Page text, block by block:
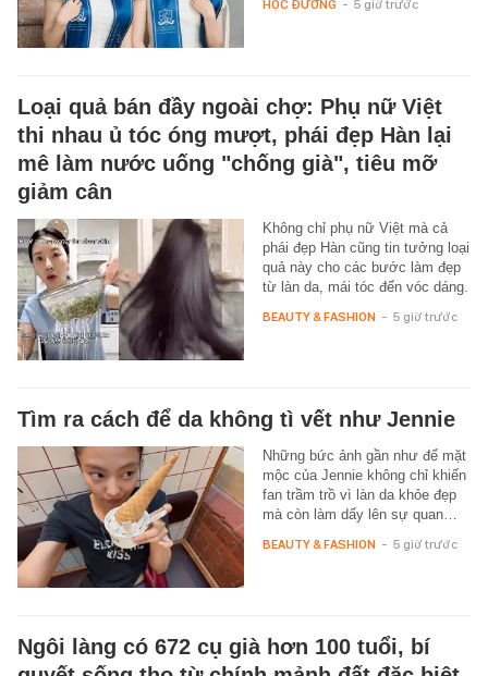
HỌC ĐƯỜNG - 5 giờ trước
Loại quả bán đầy ngoài chợ: Phụ nữ Việt
thi nhau ủ tóc óng mượt, phái đẹp Hàn lại
mê làm nước uống "chống già", tiêu mỡ
giảm cân
Không chỉ phụ nữ Việt mà cả
phái đẹp Hàn cũng tin tưởng loại
quả này cho các bước làm đẹp
từ làn da, mái tóc đến vóc dáng.
BEAUTY & FASHION - 5 giờ trước
Tìm ra cách để da không tì vết như Jennie
Những bức ảnh gần như để mặt
mộc của Jennie không chỉ khiến
fan trầm trồ vì làn da khỏe đẹp
mà còn làm dấy lên sự quan…
BEAUTY & FASHION - 5 giờ trước
Ngôi làng có 672 cụ già hơn 100 tuổi, bí